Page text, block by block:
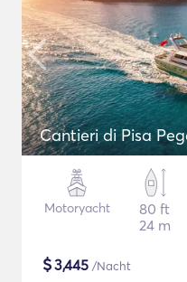
Cantieri di Pisa
Motoryacht
80 ft
24 m
$3,445 /Nacht